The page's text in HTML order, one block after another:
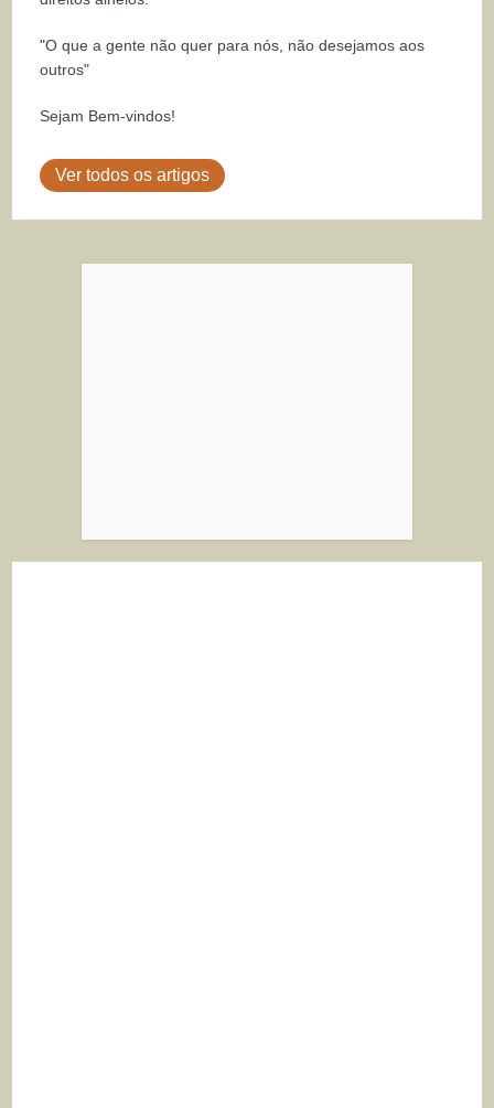
"O que a gente não quer para nós, não desejamos aos
outros"
Sejam Bem-vindos!
Ver todos os artigos